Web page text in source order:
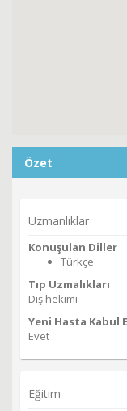
Özet
Uzmanlıklar
Konuşulan Diller
Türkçe
Tıp Uzmalıkları
Diş hekimi
Yeni Hasta Kabul
Evet
Eğitim